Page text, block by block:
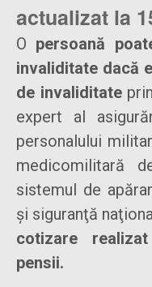
actualizat la
O persoană
invaliditate dacă
de invaliditate
expert al
personalului
medicomilitară
sistemul de
şi siguranţă
cotizare
pensii.